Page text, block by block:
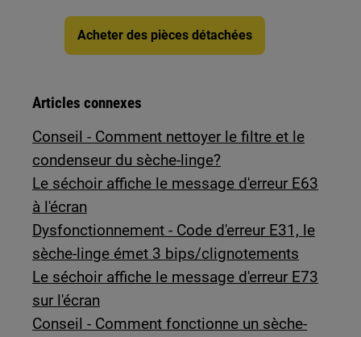
Acheter des pièces détachées
Articles connexes
Conseil - Comment nettoyer le filtre et le
condenseur du sèche-linge?
Le séchoir affiche le message d'erreur E63
à l'écran
Dysfonctionnement - Code d'erreur E31, le
sèche-linge émet 3 bips/clignotements
Le séchoir affiche le message d'erreur E73
sur l'écran
Conseil - Comment fonctionne un sèche-